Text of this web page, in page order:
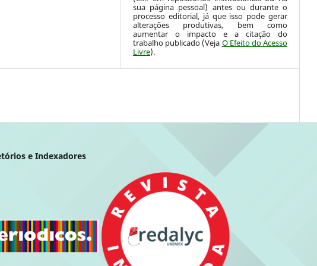
sua página pessoal) antes ou durante o
processo editorial, já que isso pode gerar
alterações produtivas, bem como
aumentar o impacto e a citação do
trabalho publicado (Veja O Efeito do Acesso
Livre).
e Indexadores